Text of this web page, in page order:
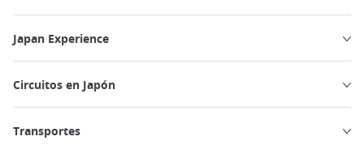
Japan Experience
Circuitos en Japón
Transportes